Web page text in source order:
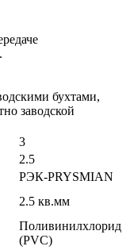
бухтами,
заводской
3
2.5
РЭК-PRYSMIAN
2.5 кв.мм
Поливинилхлорид
(PVC)